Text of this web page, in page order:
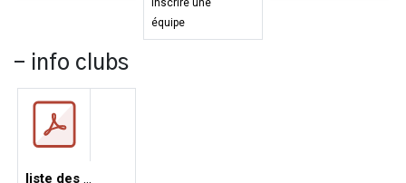
inscrire une
équipe
- info clubs
liste des salles des équipes